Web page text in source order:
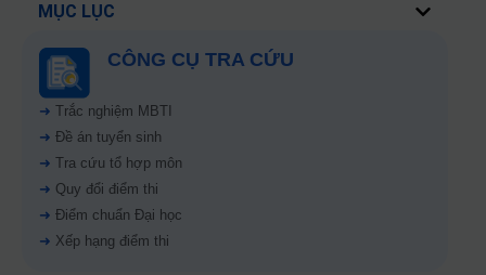
MỤC LỤC
CÔNG CỤ TRA CỨU
➜ Trắc nghiệm MBTI
➜ Đề án tuyển sinh
➜ Tra cứu tổ hợp môn
➜ Quy đổi điểm thi
➜ Điểm chuẩn Đại học
➜ Xếp hạng điểm thi